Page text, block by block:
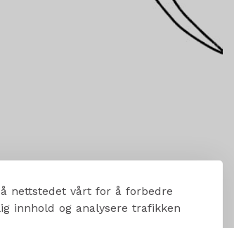
nettstedet vårt for å forbedre
innhold og analysere trafikken